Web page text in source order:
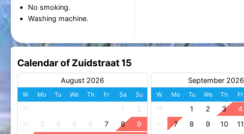
No smoking.
Washing machine.
Calendar of Zuidstraat 15
August 2026
W Mo Tu We Th Fr Sa Su
31 1 2
32 3 4 5 6 7 8 9
September 2026
W Mo Tu We Th Fr
36 1 2 3 4
37 7 8 9 10 11